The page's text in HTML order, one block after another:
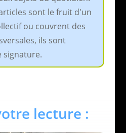
sont le fruit d'un
ou couvrent des
ils sont
signature.
lecture :